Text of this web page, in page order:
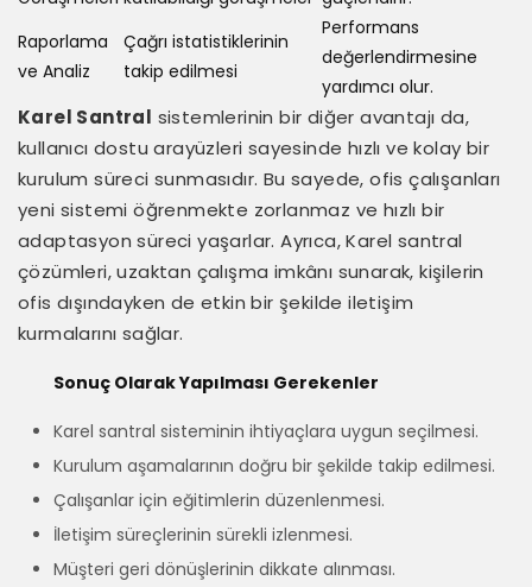
Raporlama
ve Analiz
Çağrı istatistiklerinin
takip edilmesi
Performans
değerlendirmesine
yardımcı olur.
Karel Santral sistemlerinin bir diğer avantajı da,
kullanıcı dostu arayüzleri sayesinde hızlı ve kolay bir
kurulum süreci sunmasıdır. Bu sayede, ofis çalışanları
yeni sistemi öğrenmekte zorlanmaz ve hızlı bir
adaptasyon süreci yaşarlar. Ayrıca, Karel santral
çözümleri, uzaktan çalışma imkânı sunarak, kişilerin
ofis dışındayken de etkin bir şekilde iletişim
kurmalarını sağlar.
Sonuç Olarak Yapılması Gerekenler
Karel santral sisteminin ihtiyaçlara uygun seçilmesi.
Kurulum aşamalarının doğru bir şekilde takip edilmesi.
Çalışanlar için eğitimlerin düzenlenmesi.
İletişim süreçlerinin sürekli izlenmesi.
Müşteri geri dönüşlerinin dikkate alınması.